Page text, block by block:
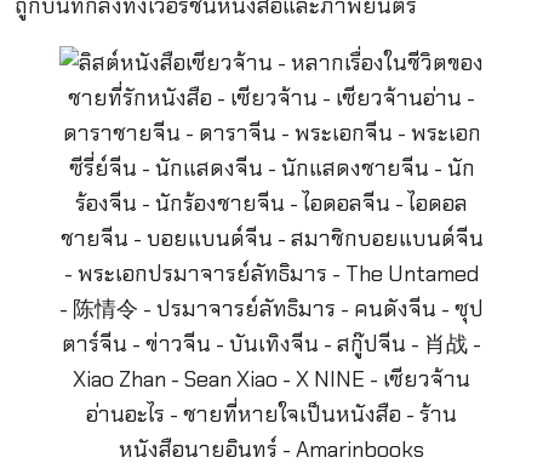
ถูกบันทึกลงทั้งเวอร์ชั่นหนังสือและภาพยนตร์